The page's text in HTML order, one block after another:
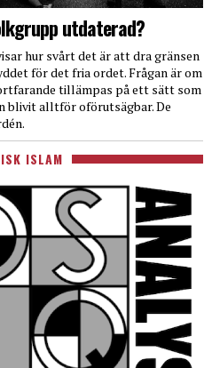
utdaterad?
hur svårt det är att dra gränsen
för det fria ordet. Frågan är om
tillämpas på ett sätt som
blivit alltför oförutsägbar. De
ISLAM